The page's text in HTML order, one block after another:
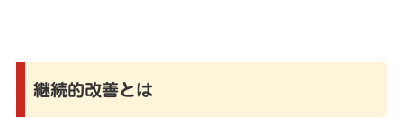
継続的改善とは